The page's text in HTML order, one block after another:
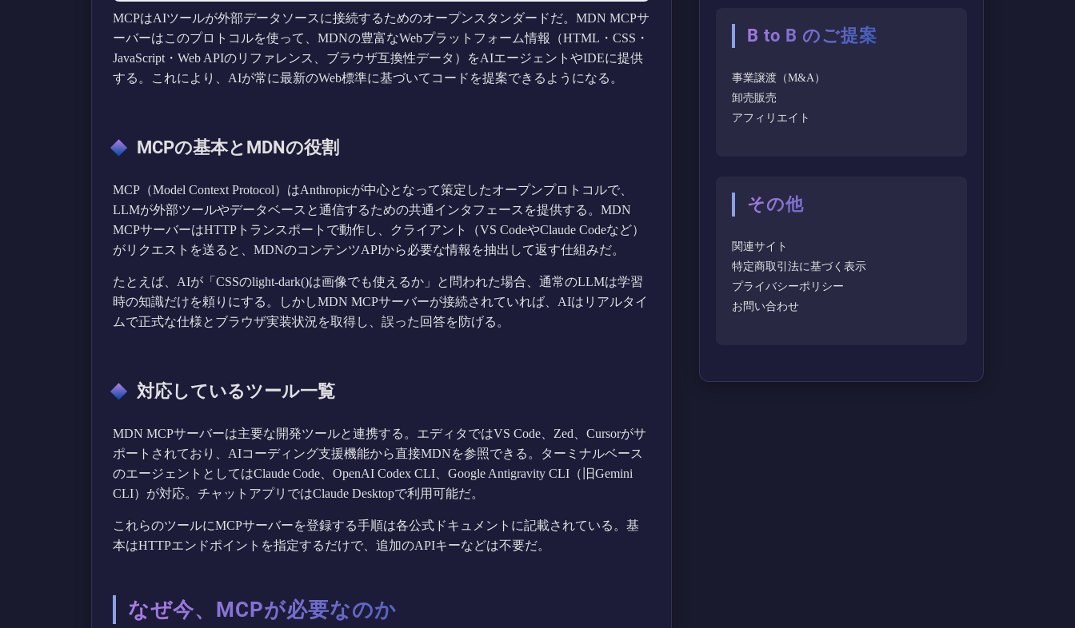
MCPはAIツールが外部データソースに接続するためのオープンスタンダードだ。MDN MCPサ
ーバーはこのプロトコルを使って、MDNの豊富なWebプラットフォーム情報（HTML・CSS・
JavaScript・Web APIのリファレンス、ブラウザ互換性データ）をAIエージェントやIDEに提供
する。これにより、AIが常に最新のWeb標準に基づいてコードを提案できるようになる。
MCPの基本とMDNの役割
MCP（Model Context Protocol）はAnthropicが中心となって策定したオープンプロトコルで、
LLMが外部ツールやデータベースと通信するための共通インタフェースを提供する。MDN
MCPサーバーはHTTPトランスポートで動作し、クライアント（VS CodeやClaude Codeなど）
がリクエストを送ると、MDNのコンテンツAPIから必要な情報を抽出して返す仕組みだ。
たとえば、AIが「CSSのlight-dark()は画像でも使えるか」と問われた場合、通常のLLMは学習
時の知識だけを頼りにする。しかしMDN MCPサーバーが接続されていれば、AIはリアルタイ
ムで正式な仕様とブラウザ実装状況を取得し、誤った回答を防げる。
対応しているツール一覧
MDN MCPサーバーは主要な開発ツールと連携する。エディタではVS Code、Zed、Cursorがサ
ポートされており、AIコーディング支援機能から直接MDNを参照できる。ターミナルベース
のエージェントとしてはClaude Code、OpenAI Codex CLI、Google Antigravity CLI（旧Gemini
CLI）が対応。チャットアプリではClaude Desktopで利用可能だ。
これらのツールにMCPサーバーを登録する手順は各公式ドキュメントに記載されている。基
本はHTTPエンドポイントを指定するだけで、追加のAPIキーなどは不要だ。
なぜ今、MCPが必要なのか
B to B のご提案
事業譲渡（M&A）
卸売販売
アフィリエイト
その他
関連サイト
特定商取引法に基づく表示
プライバシーポリシー
お問い合わせ